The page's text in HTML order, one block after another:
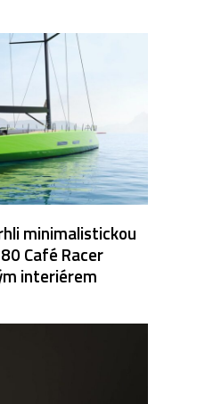
minimalistickou
Café Racer
interiérem